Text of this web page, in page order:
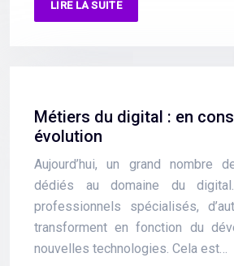
LIRE LA SUITE
Métiers du digital : en
évolution
Aujourd’hui, un grand nombre
dédiés au domaine du
professionnels spécialisés,
transforment en fonction du
nouvelles technologies. Cela est…